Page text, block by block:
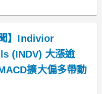
】Indivior
(INDV) 大漲逾
擴大偏多帶動